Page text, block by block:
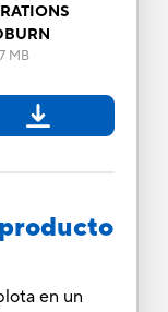
MB
en un